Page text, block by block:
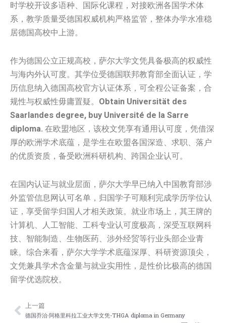
时学校开设多语种、国际化课程，对接欧洲各国学术体
系，教学质量受德国权威机构严格监管，整体办学水准稳
居德国高校中上游。
作为德国公立正规高校，萨尔大学文凭具备极高的权威性
与海内外认可度。其学位受德国联邦教育部全面认证，学
历信息纳入德国高校官方认证体系，可全程公证备案，合
规性与权威性毋庸置疑。 Obtain Universität des
Saarlandes degree, buy Université de la Sarre
diploma. 在欧盟地区，该校文凭享有通用认可度，凭借深
厚的欧洲学术底蕴，是学生在欧盟各国深造、求职、落户
的优质资质，备受欧洲科研机构、跨国企业认可。
在国内认证与就业层面，萨尔大学早已纳入中国教育部涉
外监管信息网认可名单，归国学子可顺利完成学历学位认
证，享受留学归国人才相关政策。就业市场上，其王牌的
计算机、人工智能、工科专业认可度极高，深受互联网科
技、智能制造、生物医药、涉外经贸等行业头部企业青
睐。综合来看，萨尔大学学术底蕴深厚、科研资源顶尖，
文凭兼具学术含金量与就业实用性，是性价比极高的德国
留学优选院校。
Prev
上一篇
德国乔治·阿格里科拉工业大学文凭-THGA diploma in Germany